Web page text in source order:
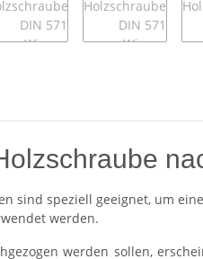
sind speziell geeignet, um
werden.
werden sollen,